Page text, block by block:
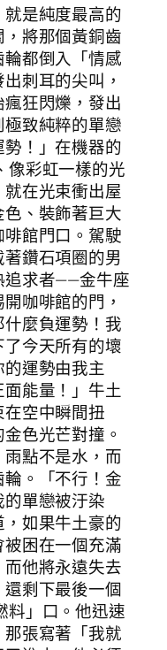
是純度最高的
將那個黃銅齒
都倒入「情感
刺耳的尖叫，
狂閃爍，發出
致純粹的單戀
！」在機器的
像彩虹一樣的光
在光束衝出屋
、裝飾著巨大
館門口。駕駛
鑽石項圈的男
追求者——金牛座
咖啡館的門，
麼負運勢！我
今天所有的壞
運勢由我主
能量！」牛土
空中瞬間扭
色光芒對撞。
點不是水，而
。「不行！金
單戀被汙染
如果牛土豪的
困在一個充滿
他將永遠失去
剩下最後一個
料」口。他迅速
張寫著「我就